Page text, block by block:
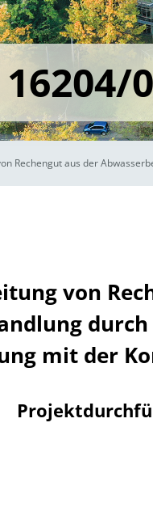
Rechengut aus der
von
mit der